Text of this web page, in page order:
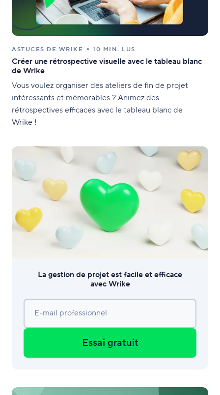
ASTUCES DE WRIKE 10 MIN. LUS
Créer une rétrospective visuelle avec le tableau blanc
de Wrike
Vous voulez organiser des ateliers de fin de projet
intéressants et mémorables ? Animez des
rétrospectives efficaces avec le tableau blanc de
Wrike !
La gestion de projet est facile et efficace
avec Wrike
E-mail professionnel
Essai gratuit